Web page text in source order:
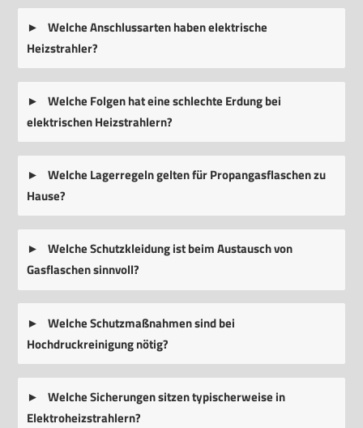
Welche Anschlussarten haben elektrische
Heizstrahler?
Welche Folgen hat eine schlechte Erdung bei
elektrischen Heizstrahlern?
Welche Lagerregeln gelten für Propangasflaschen zu
Hause?
Welche Schutzkleidung ist beim Austausch von
Gasflaschen sinnvoll?
Welche Schutzmaßnahmen sind bei
Hochdruckreinigung nötig?
Welche Sicherungen sitzen typischerweise in
Elektroheizstrahlern?